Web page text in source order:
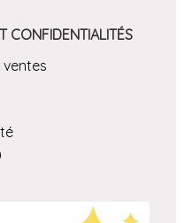
CONFIDENTIALITÉS